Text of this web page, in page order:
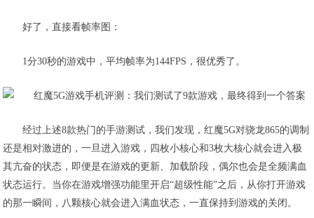
好了，直接看帧率图：
1分30秒的游戏中，平均帧率为144FPS，很优秀了。
经过上述8款热门的手游测试，我们发现，红魔5G对骁龙865的调制
还是相对激进的，一旦进入游戏，四枚小核心和3枚大核心就会进入极
其亢奋的状态，即便是在游戏的更新、加载阶段，偶尔也会是全频满血
状态运行。当你在游戏增强功能里开启“超级性能”之后，从你打开游戏
的那一瞬间，八颗核心就会进入满血状态，一直保持到游戏的关闭。